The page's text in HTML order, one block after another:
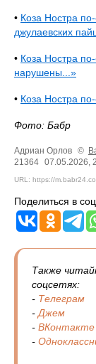
• Коза Ностра
джулаевских
• Коза Ностра
нарушены...»
• Коза Ностра
Фото: Бабр
Адриан Орлов ©
21364 07.05.2026,
URL: https://
Поделиться в
Также
соцсетях:
- Телеграм
- Джем
- ВКонтакте
-